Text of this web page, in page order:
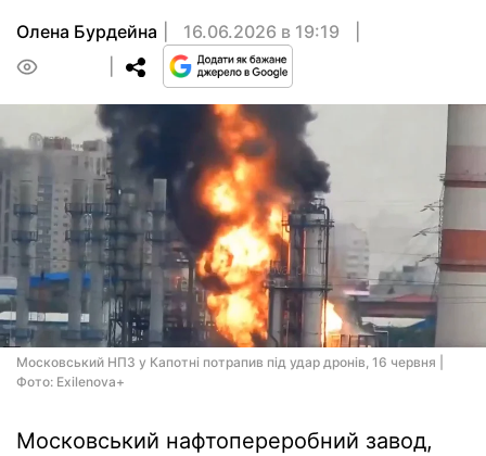
Олена Бурдейна
16.06.2026 в 19:19
Московський НПЗ у Капотні потрапив під удар дронів, 16 червня |
Фото: Exilenova+
Московський нафтопереробний завод,